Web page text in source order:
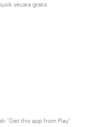
secara gratis
"Get this app from Play"